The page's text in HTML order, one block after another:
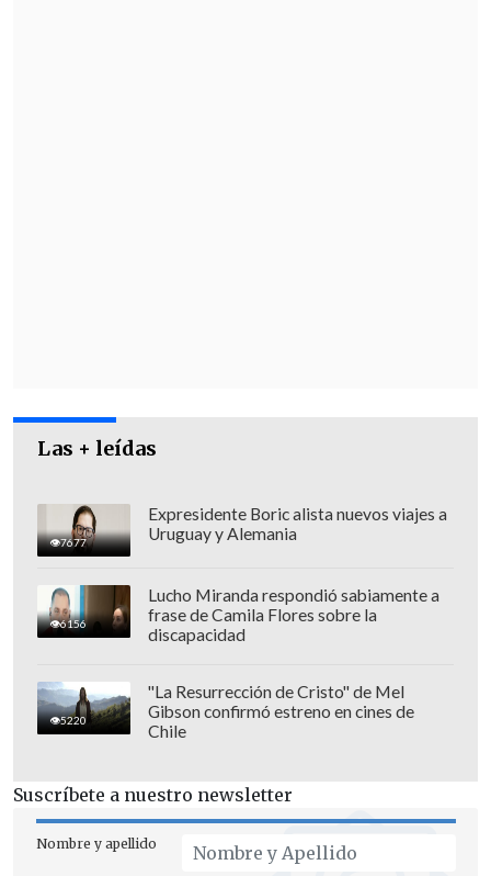
Anteriormente Los Tres habían
suspendido presentaciones en Peñalolén
y el Festival de La Serena. Además se
Henríquez junto a la Regia Orquesta en la
pasada Cumbre del Rock.
Las + leídas
7677
Expresidente Boric alista nuevos viajes a
Uruguay y Alemania
6156
Lucho Miranda respondió sabiamente a
frase de Camila Flores sobre la
discapacidad
5220
"La Resurrección de Cristo" de Mel
Gibson confirmó estreno en cines de
Chile
Suscríbete a nuestro newsletter
Nombre y apellido